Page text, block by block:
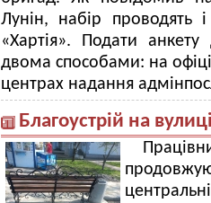
Лунін, набір проводять
«Хартія». Подати
двома способами: на
центрах надання
Благоустрій на